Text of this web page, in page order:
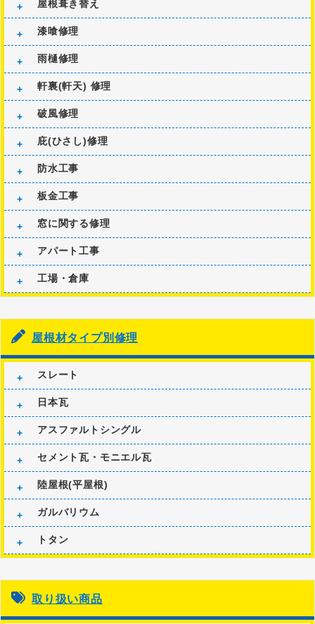
屋根葺き替え
漆喰修理
雨樋修理
軒裏(軒天) 修理
破風修理
庇(ひさし)修理
防水工事
板金工事
窓に関する修理
アパート工事
工場・倉庫
屋根材タイプ別修理
スレート
日本瓦
アスファルトシングル
セメント瓦・モニエル瓦
陸屋根(平屋根)
ガルバリウム
トタン
取り扱い商品